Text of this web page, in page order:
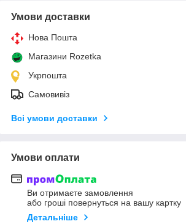
Умови доставки
Нова Пошта
Магазини Rozetka
Укрпошта
Самовивіз
Всі умови доставки
Умови оплати
Ви отримаєте замовлення
або гроші повернуться на вашу картку
Детальніше